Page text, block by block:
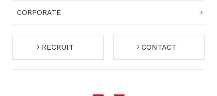
CORPORATE
RECRUIT CONTACT